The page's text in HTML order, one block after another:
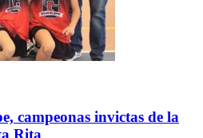
campeonas invictas de la
Rita